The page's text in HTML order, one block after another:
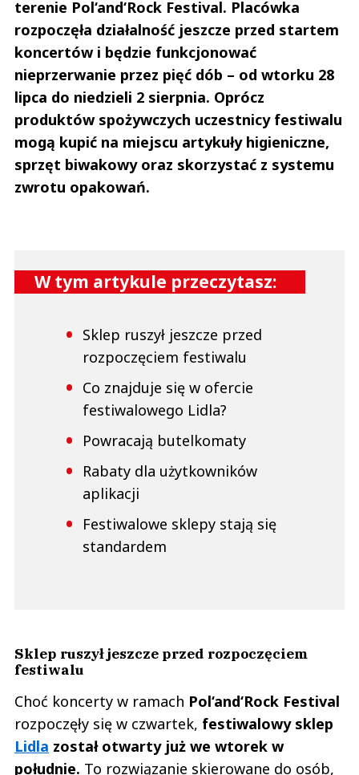
terenie Pol‘and‘Rock Festival. Placówka
rozpoczęła działalność jeszcze przed startem
koncertów i będzie funkcjonować
nieprzerwanie przez pięć dób – od wtorku 28
lipca do niedzieli 2 sierpnia. Oprócz
produktów spożywczych uczestnicy festiwalu
mogą kupić na miejscu artykuły higieniczne,
sprzęt biwakowy oraz skorzystać z systemu
zwrotu opakowań.
W tym artykule przeczytasz:
Sklep ruszył jeszcze przed
rozpoczęciem festiwalu
Co znajduje się w ofercie
festiwalowego Lidla?
Powracają butelkomaty
Rabaty dla użytkowników
aplikacji
Festiwalowe sklepy stają się
standardem
Sklep ruszył jeszcze przed rozpoczęciem
festiwalu
Choć koncerty w ramach Pol‘and‘Rock Festival
rozpoczęły się w czwartek, festiwalowy sklep
Lidla został otwarty już we wtorek w
południe. To rozwiązanie skierowane do osób,